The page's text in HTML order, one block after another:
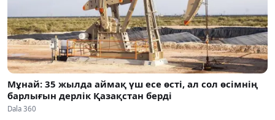
Мұнай: 35 жылда аймақ үш есе өсті, ал сол өсімнің
барлығын дерлік Қазақстан берді
Dala 360